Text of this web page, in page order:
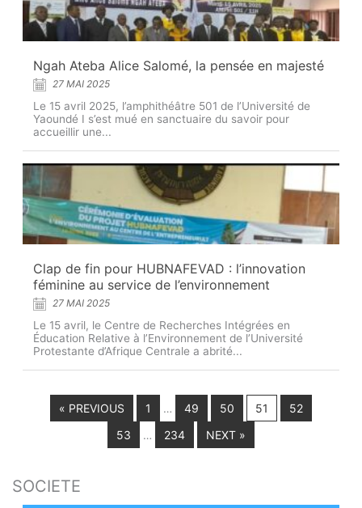
Ngah Ateba Alice Salomé, la pensée en majesté
27 MAI 2025
Le 15 avril 2025, l’amphithéâtre 501 de l’Université de
Yaoundé I s’est mué en sanctuaire du savoir pour
accueillir une...
Clap de fin pour HUBNAFEVAD : l’innovation
féminine au service de l’environnement
27 MAI 2025
Le 15 avril, le Centre de Recherches Intégrées en
Éducation Relative à l’Environnement de l’Université
Protestante d’Afrique Centrale a abrité...
« PREVIOUS 1 … 49 50 51
52
53
… 234 NEXT »
SOCIETE